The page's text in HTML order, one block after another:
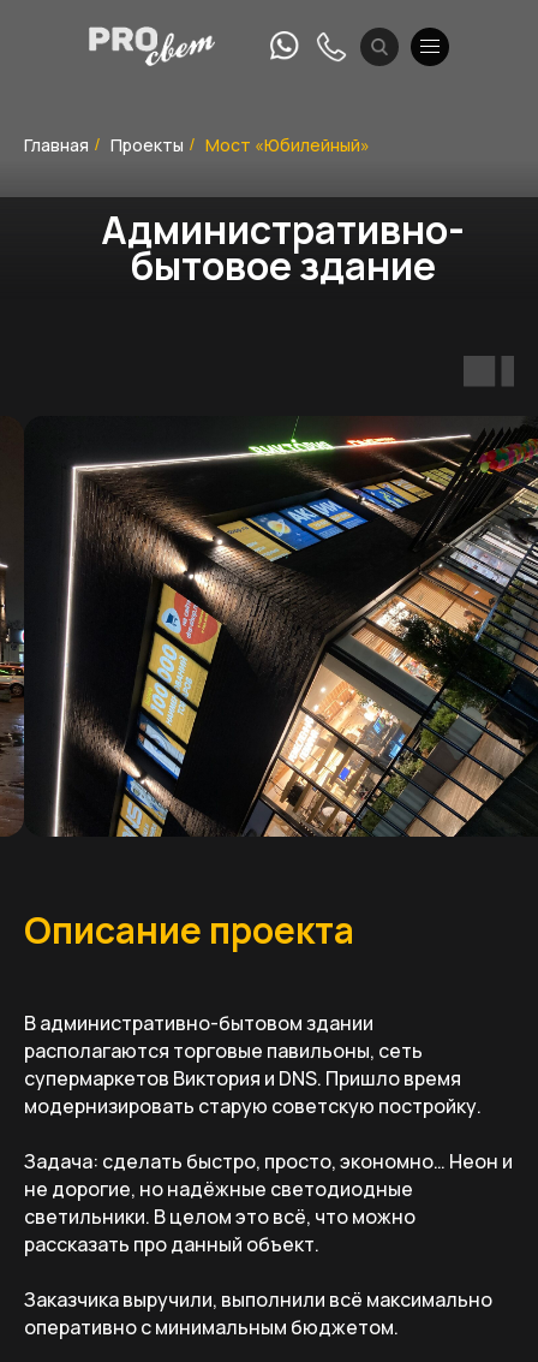
Главная / Проекты / Мост «Юбилейный»
Административно-
бытовое здание
Описание проекта
В административно-бытовом здании
располагаются торговые павильоны, сеть
супермаркетов Виктория и DNS. Пришло время
модернизировать старую советскую постройку.
Задача: сделать быстро, просто, экономно… Неон и
не дорогие, но надёжные светодиодные
светильники. В целом это всё, что можно
рассказать про данный объект.
Заказчика выручили, выполнили всё максимально
оперативно с минимальным бюджетом.